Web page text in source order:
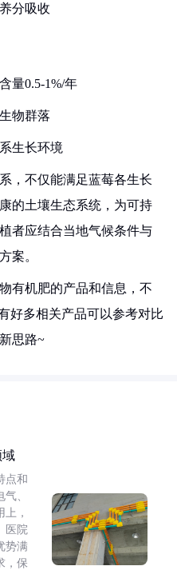
分吸收
量0.5-1%/年
物群落
生长环境
，不仅能满足蓝莓各生长
的土壤生态系统，为可持
者应结合当地气候条件与
案。
有机肥的产品和信息，不
好多相关产品可以参考对比
思路~
域
点和
、
，
医院
势满
，保